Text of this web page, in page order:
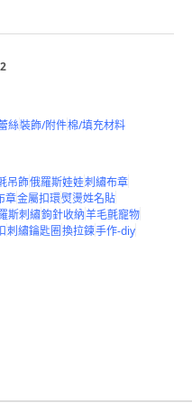
2
絲裝飾/附件棉/填充材料
吊飾俄羅斯娃娃刺繡布章
章金屬扣環熨燙姓名貼
斯刺繡鉤針收納羊毛氈寵物
刺繡鑰匙圈換拉鍊手作-diy